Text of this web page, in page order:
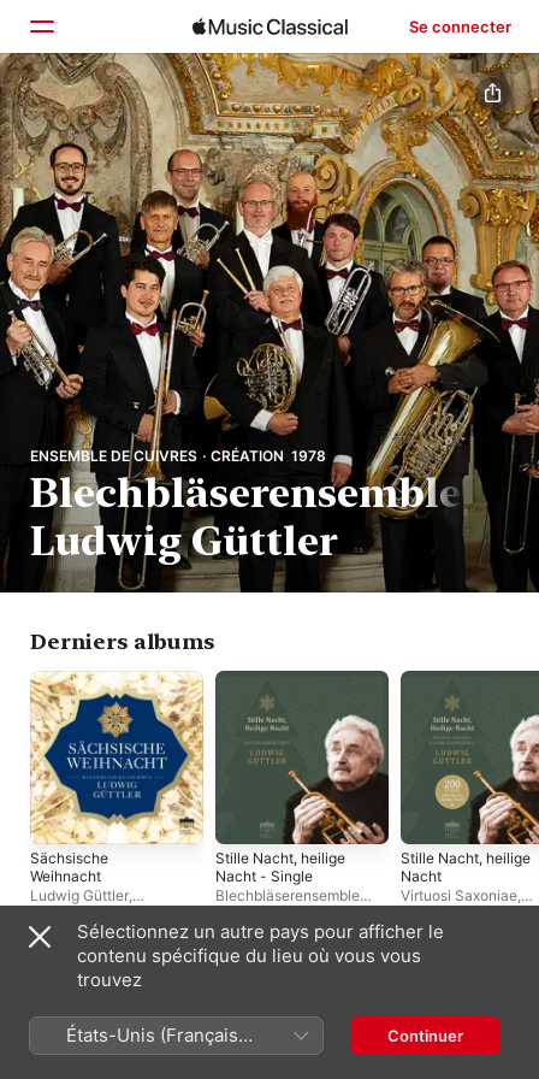
Se connecter
Accueil
Parcourir
Rechercher
ENSEMBLE DE CUIVRES · CRÉATION 1978
Blechbläserensemble
Ludwig Güttler
Derniers albums
Sächsische
Weihnacht
Ludwig Güttler,
Ludwig Güttler
Stille Nacht, heilige
Nacht - Single
Blechbläserensemble
Güttler
Stille Nacht, heilige
Nacht
Virtuosi Saxoniae,
Ludwig Güttler
Güttler
Singles et EP
Sélectionnez un autre pays pour afficher le
contenu spécifique du lieu où vous vous
trouvez
États-Unis (Français
France)
Continuer